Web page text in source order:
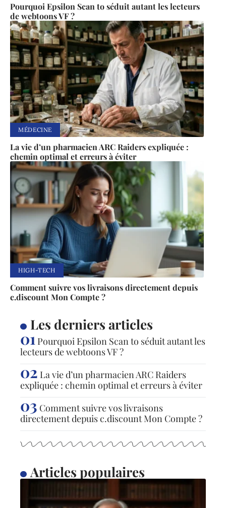
Pourquoi Epsilon Scan to séduit autant les lecteurs
de webtoons VF ?
MÉDECINE
La vie d’un pharmacien ARC Raiders expliquée :
chemin optimal et erreurs à éviter
HIGH-TECH
Comment suivre vos livraisons directement depuis
c.discount Mon Compte ?
Les derniers articles
Pourquoi Epsilon Scan to séduit autant les
lecteurs de webtoons VF ?
La vie d’un pharmacien ARC Raiders
expliquée : chemin optimal et erreurs à éviter
Comment suivre vos livraisons
directement depuis c.discount Mon Compte ?
Articles populaires